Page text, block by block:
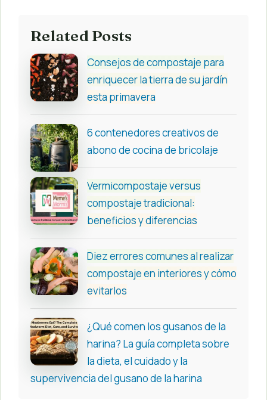
Related Posts
Consejos de compostaje para
enriquecer la tierra de su jardín
esta primavera
6 contenedores creativos de
abono de cocina de bricolaje
Vermicompostaje versus
compostaje tradicional:
beneficios y diferencias
Diez errores comunes al realizar
compostaje en interiores y cómo
evitarlos
¿Qué comen los gusanos de la
harina? La guía completa sobre
la dieta, el cuidado y la
supervivencia del gusano de la harina